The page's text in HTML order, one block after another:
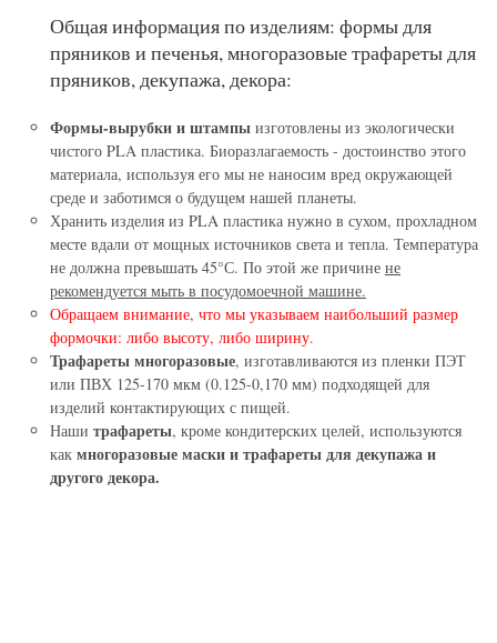
Общая информация по изделиям: формы для
пряников и печенья, многоразовые трафареты для
пряников, декупажа, декора:
Формы-вырубки и штампы изготовлены из экологически
чистого PLA пластика. Биоразлагаемость - достоинство этого
материала, используя его мы не наносим вред окружающей
среде и заботимся о будущем нашей планеты.
Хранить изделия из PLA пластика нужно в сухом, прохладном
месте вдали от мощных источников света и тепла. Температура
не должна превышать 45°С. По этой же причине не
рекомендуется мыть в посудомоечной машине.
Обращаем внимание, что мы указываем наибольший размер
формочки: либо высоту, либо ширину.
Трафареты многоразовые, изготавливаются из пленки ПЭТ
или ПВХ 125-170 мкм (0.125-0,170 мм) подходящей для
изделий контактирующих с пищей.
Наши трафареты, кроме кондитерских целей, используются
как многоразовые маски и трафареты для декупажа и
другого декора.